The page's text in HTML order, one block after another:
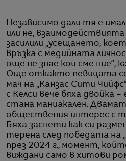
Независимо дали тя е
или не,
засилили „усещането,
връзка с медийната
още не знае кои сме ние“,
Още откакто певицата се
мач на „Канзас Сити
с Келси вече бяха двойка
стана маниакален.
обществения интерес с
Бяха заснети как си
терена след победата на
през 2024 г., момент,
виждани само в хитови